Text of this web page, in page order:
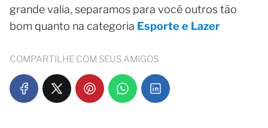
grande valia, separamos para você outros tão
bom quanto na categoria Esporte e Lazer
COMPARTILHE COM SEUS AMIGOS